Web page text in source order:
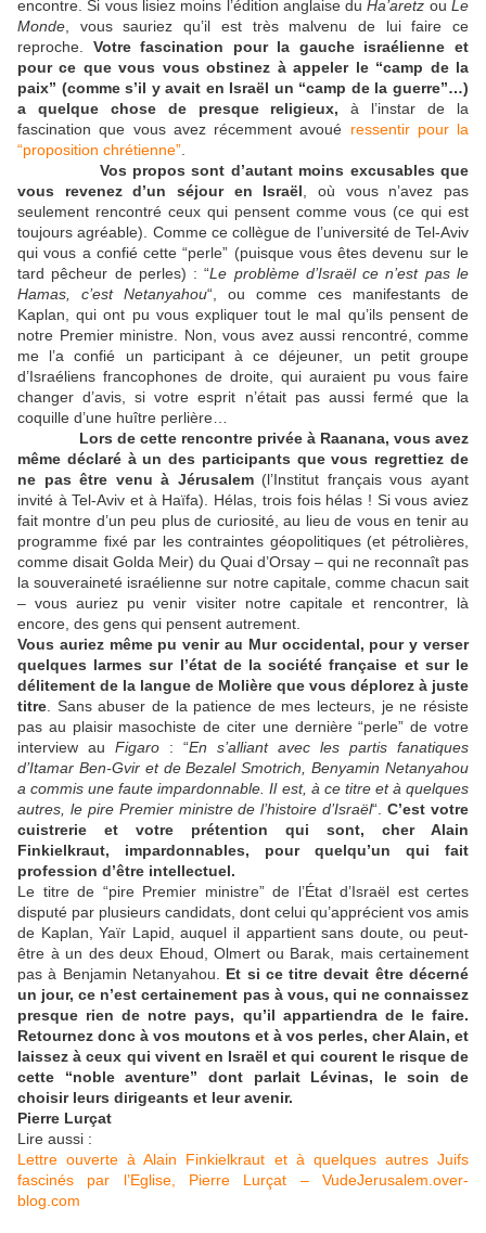
encontre. Si vous lisiez moins l’édition anglaise duHa’aretz ouLe
Monde , vous sauriez qu’il est très malvenu de lui faire ce
reproche. Votre fascination pour la gauche israélienne et
pour ce que vous vous obstinez à appeler le “camp de la
paix” (comme s’il y avait en Israël un “camp de la guerre”…)
a quelque chose de presque religieux, à l’instar de la
fascination que vous avez récemment avoué ressentir pour la
“proposition chrétienne”
Vos propos sont d’autant moins excusables que
vous revenez d’un séjour en Israël , où vous n’avez pas
seulement rencontré ceux qui pensent comme vous (ce qui est
toujours agréable). Comme ce collègue de l’université de Tel-Aviv
qui vous a confié cette “perle” (puisque vous êtes devenu sur le
tard pêcheur de perles) : “Le problème d’Israël ce n’est pas le
Hamas, c’est Netanyahou“, ou comme ces manifestants de
Kaplan, qui ont pu vous expliquer tout le mal qu’ils pensent de
notre Premier ministre. Non, vous avez aussi rencontré, comme
me l’a confié un participant à ce déjeuner, un petit groupe
d’Israéliens francophones de droite, qui auraient pu vous faire
changer d’avis, si votre esprit n’était pas aussi fermé que la
coquille d’une huître perlière…
Lors de cette rencontre privée à Raanana, vous avez
même déclaré à un des participants que vous regrettiez de
ne pas être venu à Jérusalem(l’Institut français vous ayant
invité à Tel-Aviv et à Haïfa). Hélas, trois fois hélas ! Si vous aviez
fait montre d’un peu plus de curiosité, au lieu de vous en tenir au
programme fixé par les contraintes géopolitiques (et pétrolières,
comme disait Golda Meir) du Quai d’Orsay – qui ne reconnaît pas
la souveraineté israélienne sur notre capitale, comme chacun sait
– vous auriez pu venir visiter notre capitale et rencontrer, là
encore, des gens qui pensent autrement.
Vous auriez même pu venir au Mur occidental, pour y verser
quelques larmes sur l’état de la société française et sur le
délitement de la langue de Molière que vous déplorez à juste
titre . Sans abuser de la patience de mes lecteurs, je ne résiste
pas au plaisir masochiste de citer une dernière “perle” de votre
interview au Figaro : “En s’alliant avec les partis fanatiques
d’Itamar Ben-Gvir et de Bezalel Smotrich, Benyamin Netanyahou
a commis une faute impardonnable. Il est, à ce titre et à quelques
autres, le pire Premier ministre de l’histoire d’Israël“.C’est votre
cuistrerie et votre prétention qui sont, cher Alain
Finkielkraut, impardonnables, pour quelqu’un qui fait
profession d’être intellectuel.
Le titre de “pire Premier ministre” de l’État d’Israël est certes
disputé par plusieurs candidats, dont celui qu’apprécient vos amis
de Kaplan, Yaïr Lapid, auquel il appartient sans doute, ou peut-
être à un des deux Ehoud, Olmert ou Barak, mais certainement
pas à Benjamin Netanyahou. Et si ce titre devait être décerné
un jour, ce n’est certainement pas à vous, qui ne connaissez
presque rien de notre pays, qu’il appartiendra de le faire.
Retournez donc à vos moutons et à vos perles, cher Alain, et
laissez à ceux qui vivent en Israël et qui courent le risque de
cette “noble aventure” dont parlait Lévinas, le soin de
choisir leurs dirigeants et leur avenir.
Pierre Lurçat
Lire aussi :
Lettre ouverte à Alain Finkielkraut et à quelques autres Juifs
fascinés par l’Eglise, Pierre Lurçat – VudeJerusalem.over-
blog.com